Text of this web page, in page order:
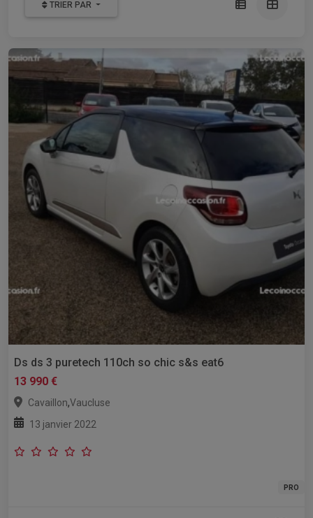
TRIER PAR
Ds ds 3 puretech 110ch so chic s&s eat6
13 990 €
Cavaillon,Vaucluse
13 janvier 2022
PRO